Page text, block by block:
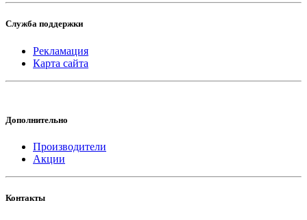
Служба поддержки
Рекламация
Карта сайта
Дополнительно
Производители
Акции
Контакты